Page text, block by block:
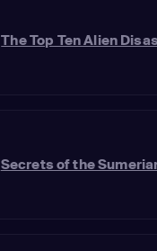
The Top Ten Alien
Secrets of the